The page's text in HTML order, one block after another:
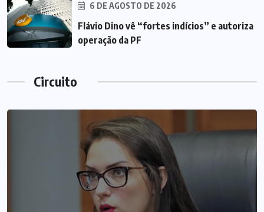
6 DE AGOSTO DE 2026
Flávio Dino vê “fortes indícios” e autoriza
operação da PF
Circuito